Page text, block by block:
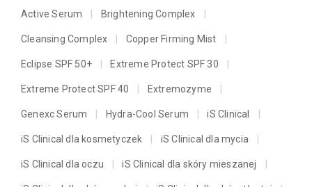
Active Serum Brightening Complex
Cleansing Complex Copper Firming Mist
Eclipse SPF 50+ Extreme Protect SPF 30
Extreme Protect SPF 40 Extremozyme
Genexc Serum Hydra-Cool Serum iS Clinical
iS Clinical dla kosmetyczek iS Clinical dla mycia
iS Clinical dla oczu iS Clinical dla skóry mieszanej